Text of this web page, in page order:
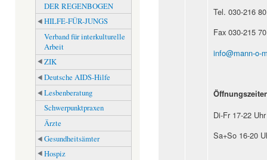
DER REGENBOGEN
HILFE-FÜR-JUNGS
Verband für interkulturelle
Arbeit
ZIK
Deutsche AIDS-Hilfe
Lesbenberatung
Schwerpunktpraxen
Ärzte
Gesundheitsämter
Hospiz
Tel. 030-216
Fax 030-215
info@mann-o-
Di-Fr 17-22 Uhr
Sa+So 16-20